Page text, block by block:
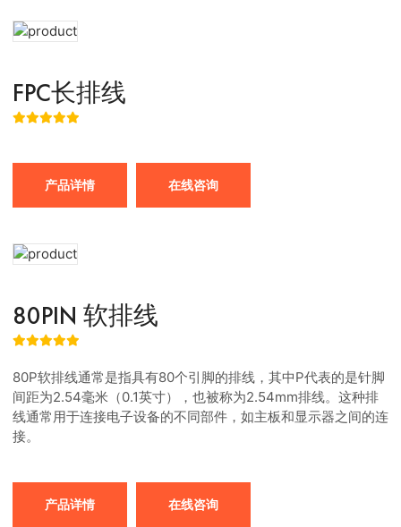
FPC长排线
产品详情 在线咨询
80PIN 软排线
80P软排线通常是指具有80个引脚的排线，其中P代表的是针脚
间距为2.54毫米（0.1英寸），也被称为2.54mm排线。这种排
线通常用于连接电子设备的不同部件，如主板和显示器之间的连
接。
产品详情 在线咨询